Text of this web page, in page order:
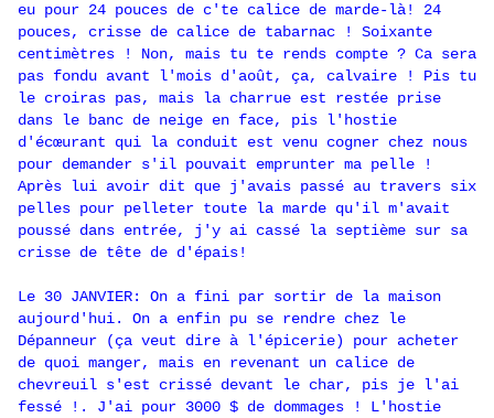
eu pour 24 pouces de c'te calice de marde-là! 24
pouces, crisse de calice de tabarnac ! Soixante
centimètres ! Non, mais tu te rends compte ? Ca sera
pas fondu avant l'mois d'août, ça, calvaire ! Pis tu
le croiras pas, mais la charrue est restée prise
dans le banc de neige en face, pis l'hostie
d'écœurant qui la conduit est venu cogner chez nous
pour demander s'il pouvait emprunter ma pelle !
Après lui avoir dit que j'avais passé au travers six
pelles pour pelleter toute la marde qu'il m'avait
poussé dans entrée, j'y ai cassé la septième sur sa
crisse de tête de d'épais!
Le 30 JANVIER: On a fini par sortir de la maison
aujourd'hui. On a enfin pu se rendre chez le
Dépanneur (ça veut dire à l'épicerie) pour acheter
de quoi manger, mais en revenant un calice de
chevreuil s'est crissé devant le char, pis je l'ai
fessé !. J'ai pour 3000 $ de dommages ! L'hostie